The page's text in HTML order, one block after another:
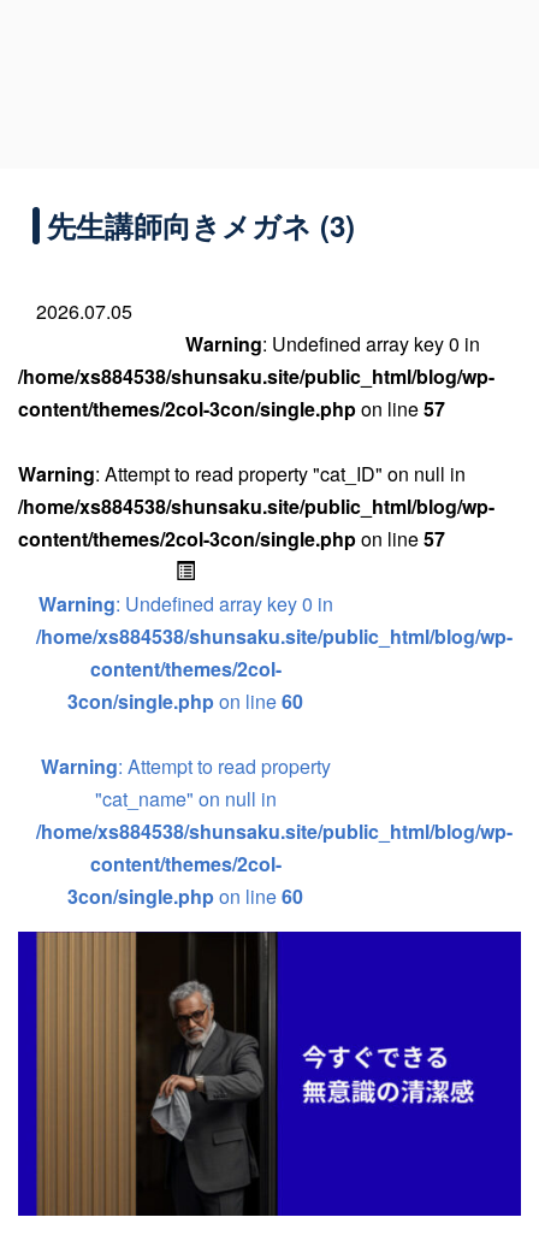
先生講師向きメガネ (3)
2026.07.05
Warning: Undefined array key 0 in
/home/xs884538/shunsaku.site/public_html/blog/wp-
content/themes/2col-3con/single.phpon line57
Warning: Attempt to read property "cat_ID" on null in
/home/xs884538/shunsaku.site/public_html/blog/wp-
content/themes/2col-3con/single.phpon line57
Warning: Undefined array key 0 in
/home/xs884538/shunsaku.site/public_html/blog/wp-
content/themes/2col-
3con/single.phpon line60
Warning: Attempt to read property
"cat_name" on null in
/home/xs884538/shunsaku.site/public_html/blog/wp-
content/themes/2col-
3con/single.phpon line60